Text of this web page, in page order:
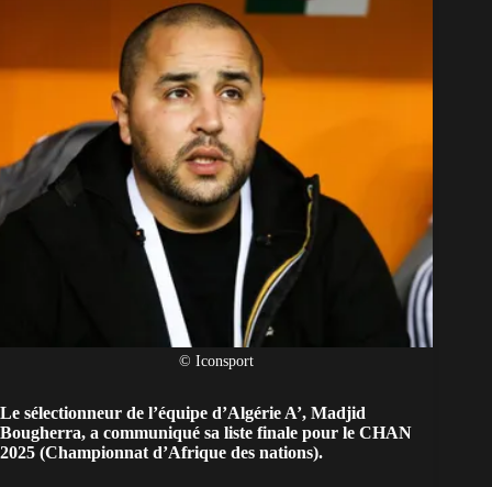
Classement
Paris sportifs
© Iconsport
Le sélectionneur de l’équipe d’Algérie A’, Madjid
Bougherra, a communiqué sa liste finale pour le CHAN
2025 (Championnat d’Afrique des nations).